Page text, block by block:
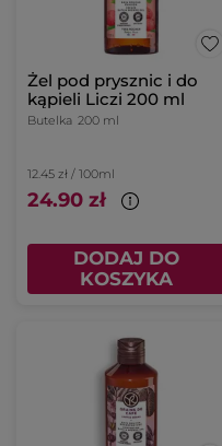
Żel pod prysznic i do
kąpieli Liczi 200 ml
Butelka 200 ml
12.45 zł / 100ml
24.90 zł
DODAJ DO
KOSZYKA